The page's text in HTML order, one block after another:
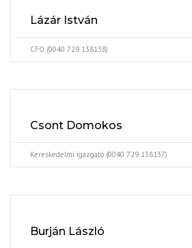
Lázár István
CFO (0040 729 138138)
Csont Domokos
Kereskedelmi igazgató (0040 729 138137)
Burján László